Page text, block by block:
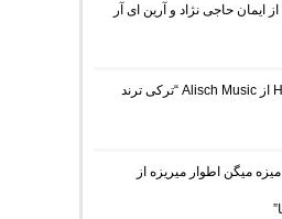
ایمان حاجی نژاد و آرین ای آر
دانلود آهنگ Havası Yeter از Alisch Music “ترکی ترند
ﻣﻴﮕﻦ اﻃﻮار ﻣﻴﺮﻳﺰه از